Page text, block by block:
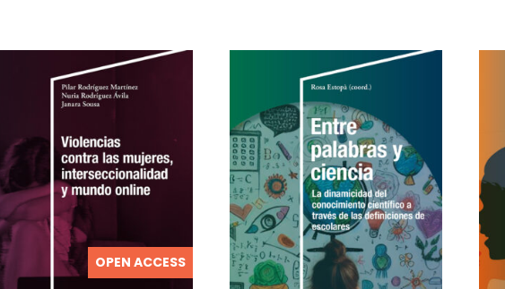
OPEN ACCESS